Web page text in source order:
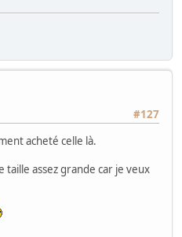
#127
acheté celle là.
taille assez grande car je veux